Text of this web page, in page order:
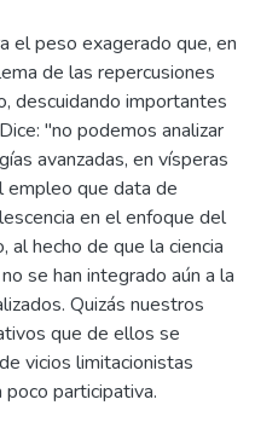
el peso exagerado que, en
de las repercusiones
descuidando importantes
"no podemos analizar
avanzadas, en vísperas
empleo que data de
en el enfoque del
hecho de que la ciencia
se han integrado aún a la
Quizás nuestros
que de ellos se
vicios limitacionistas
poco participativa.